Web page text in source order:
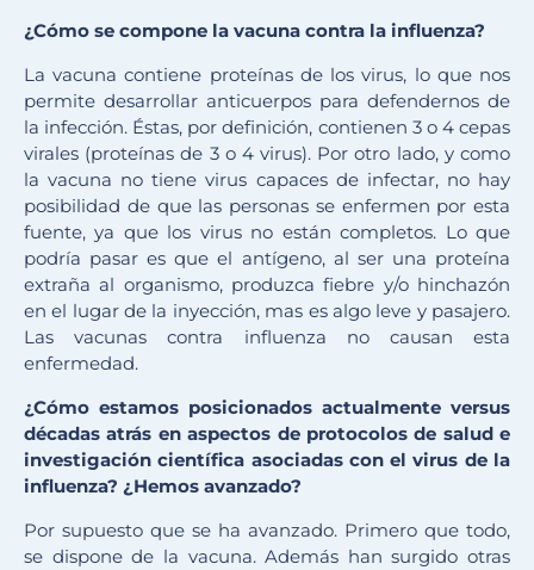
¿Cómo se compone la vacuna contra la influenza?
La vacuna contiene proteínas de los virus, lo que nos
permite desarrollar anticuerpos para defendernos de
la infección. Éstas, por definición, contienen 3 o 4 cepas
virales (proteínas de 3 o 4 virus). Por otro lado, y como
la vacuna no tiene virus capaces de infectar, no hay
posibilidad de que las personas se enfermen por esta
fuente, ya que los virus no están completos. Lo que
podría pasar es que el antígeno, al ser una proteína
extraña al organismo, produzca fiebre y/o hinchazón
en el lugar de la inyección, mas es algo leve y pasajero.
Las vacunas contra influenza no causan esta
enfermedad.
¿Cómo estamos posicionados actualmente versus
décadas atrás en aspectos de protocolos de salud e
investigación científica asociadas con el virus de la
influenza? ¿Hemos avanzado?
Por supuesto que se ha avanzado. Primero que todo,
se dispone de la vacuna. Además han surgido otras